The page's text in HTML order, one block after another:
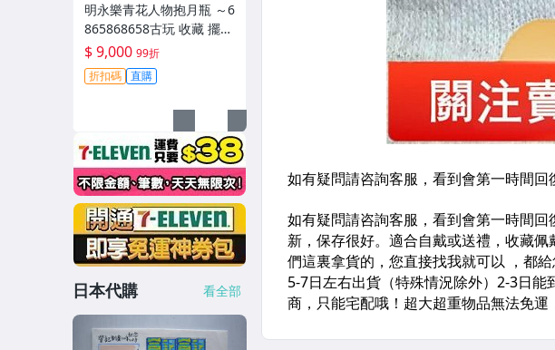
明永樂青花人物抱月瓶 ～6
865868658古玩 收藏 擺件
【二手】
$ 9,000 99折
折扣碼 直購
日本代購 看全部